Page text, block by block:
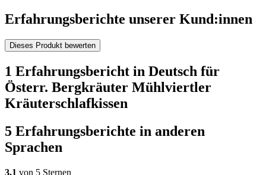
Erfahrungsberichte unserer Kund:innen
Dieses Produkt bewerten
1 Erfahrungsbericht in Deutsch für
Österr. Bergkräuter Mühlviertler
Kräuterschlafkissen
5 Erfahrungsberichte in anderen
Sprachen
3,1 von 5 Sternen